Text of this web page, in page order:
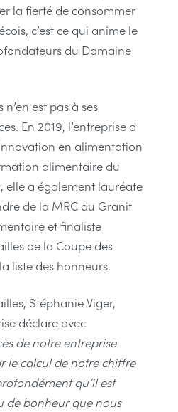
la fierté de consommer
c’est ce qui anime le
du Domaine
est pas à ses
En 2019, l’entreprise a
en alimentation
alimentaire du
elle a également lauréate
de la MRC du Granit
et finaliste
de la Coupe des
liste des honneurs.
Stéphanie Viger,
déclare avec
de notre entreprise
le calcul de notre chiffre
qu’il est
de bonheur que nous